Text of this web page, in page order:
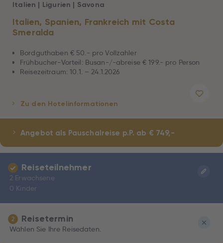
Italien, Spanien, Frankreich mit Costa
Smeralda
Italien | Ligurien | Savona
Bordguthaben € 50.- pro Vollzahler
Frühbucher-Vorteil: Busan-/-abreise € 199.- pro Person
Reisezeitraum: 10.1. – 24.1.2026
Zu den Hotelinformationen
Angebot als Pauschalreise p.P. ab € 749,-
Reiseteilnehmer
2 Erwachsene
0 Kinder
2 Reisetermin
Wählen Sie Ihre Reisedaten.